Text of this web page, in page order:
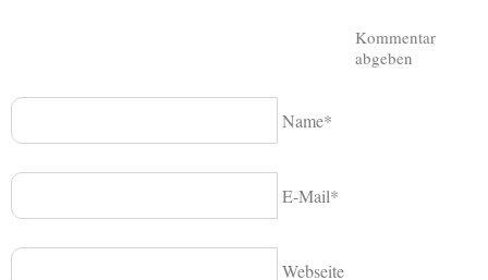
Kommentar
abgeben
Name*
E-Mail*
Webseite